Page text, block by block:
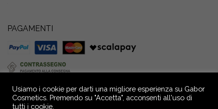
PAGAMENTI
Usiamo i cookie per darti una migliore esperienza su Gabor
Cosmetics. Premendo su "Accetta", acconsenti all'uso di
tutti i cookie.